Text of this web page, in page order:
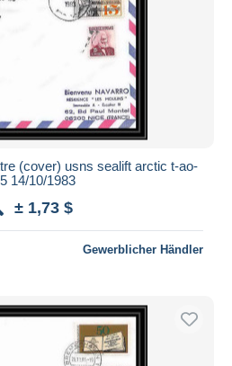
(cover) usns sealift arctic t-ao-
14/10/1983
± 1,73 $
Gewerblicher Händler